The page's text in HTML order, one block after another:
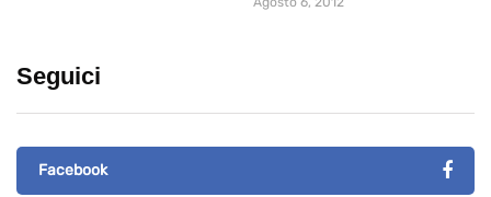
Seguici
Facebook